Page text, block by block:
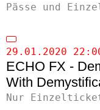
Pässe und
29.01.2020
ECHO FX -
Nur